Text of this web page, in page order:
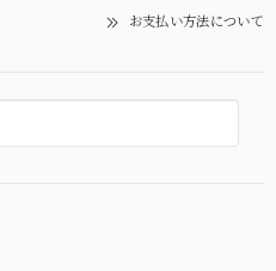
お支払い方法について